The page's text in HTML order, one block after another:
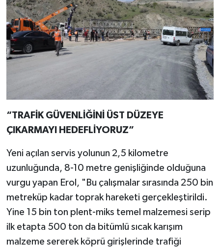
“TRAFİK GÜVENLİĞİNİ ÜST DÜZEYE
ÇIKARMAYI HEDEFLİYORUZ”
Yeni açılan servis yolunun 2,5 kilometre
uzunluğunda, 8-10 metre genişliğinde olduğuna
vurgu yapan Erol, "Bu çalışmalar sırasında 250 bin
metreküp kadar toprak hareketi gerçekleştirildi.
Yine 15 bin ton plent-miks temel malzemesi serip
ilk etapta 500 ton da bitümlü sıcak karışım
malzeme sererek köprü girişlerinde trafiği